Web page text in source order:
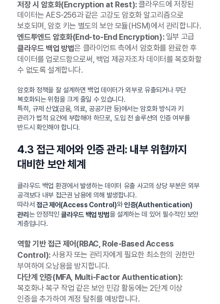
저장 시 암호화(Encryption at Rest):클라우드에 저장된
데이터는 AES-256과 같은 고강도 암호화 알고리즘으로
보호되며, 암호 키는 별도의 보안 모듈(HSM)에서 관리합니다.
엔드투엔드 암호화(End-to-End Encryption):일부 고급
클라우드 백업 방법은 클라이언트 측에서 암호화를 완료한 후
데이터를 업로드함으로써, 백업 제공자조차 데이터를 복호화할
수 없도록 설계합니다.
암호화 정책을 잘 설계하면 백업 데이터가 외부로 유출되거나 무단
복호화되는 위험을 크게 줄일 수 있습니다.
특히, 규제 산업(금융, 의료, 공공기관 등)에서는 암호화 방식과 키
관리가 법적 요건에 부합해야 하므로, 도입 전 솔루션의 인증 여부를
반드시 확인해야 합니다.
4.3 접근 제어와 인증 관리: 내부 위협까지
대비한 보안 체계
클라우드 백업 환경에서 발생하는 데이터 유출 사고의 상당 부분은 외부
공격보다 내부 접근권 남용에 의해 발생합니다.
따라서 접근 제어(Access Control)와인증(Authentication)
관리는 안정적인클라우드 백업 방법을 설계하는 데 있어 필수적인 보안
계층입니다.
역할 기반 접근 제어(RBAC, Role-Based Access
Control):사용자 또는 관리자에게 필요한 최소한의 권한만
부여하여 오남용을 방지합니다.
다단계 인증(MFA, Multi-Factor Authentication):
복호화나 복구 작업 같은 보안 민감 활동에는 2단계 이상
인증을 추가하여 계정 탈취를 예방합니다.